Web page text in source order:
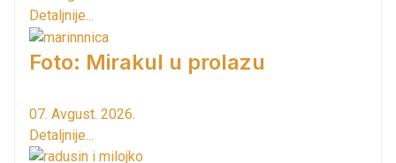
Detaljnije...
Foto: Mirakul u prolazu
07. Avgust. 2026.
Detaljnije...